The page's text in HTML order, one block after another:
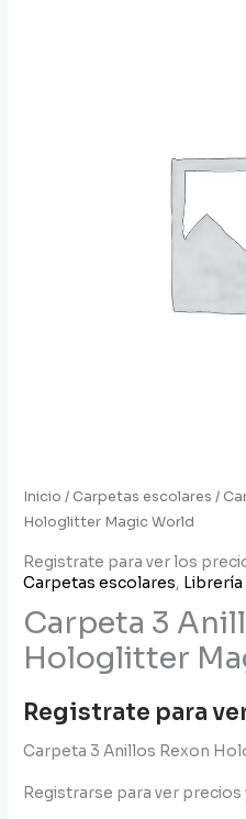
Inicio / Carpetas escolares /
Hologlitter Magic World
Registrate para ver los
Carpetas escolares, Librería
Carpeta 3
Hologlitter
Registrate para
Carpeta 3 Anillos Rexon
Registrarse para ver